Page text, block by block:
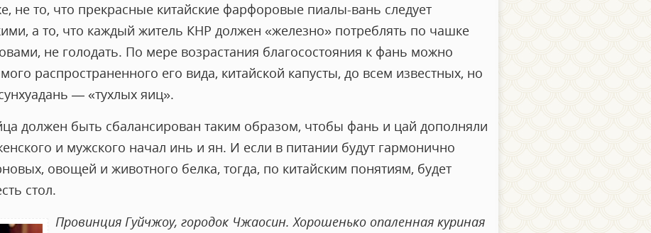
не то, что прекрасные китайские фарфоровые пиалы-вань следует
а то, что каждый житель КНР должен «железно» потреблять по чашке
не голодать. По мере возрастания благосостояния к фань можно
распространенного его вида, китайской капусты, до всем известных, но
— «тухлых яиц».
должен быть сбалансирован таким образом, чтобы фань и цай дополняли
и мужского начал инь и ян. И если в питании будут гармонично
овощей и животного белка, тогда, по китайским понятиям, будет
стол.
Провинция Гуйчжоу, городок Чжаосин. Хорошенько опаленная куриная